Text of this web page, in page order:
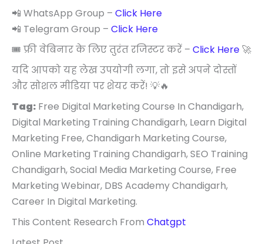
📲 WhatsApp Group – Click Here
📲 Telegram Group – Click Here
🎟️ फ्री वेबिनार के लिए तुरंत रजिस्टर करें – Click Here 🚀
यदि आपको यह लेख उपयोगी लगा, तो इसे अपने दोस्तों
और सोशल मीडिया पर शेयर करें! 💡🔥
Tag: Free Digital Marketing Course In Chandigarh,
Digital Marketing Training Chandigarh, Learn Digital
Marketing Free, Chandigarh Marketing Course,
Online Marketing Training Chandigarh, SEO Training
Chandigarh, Social Media Marketing Course, Free
Marketing Webinar, DBS Academy Chandigarh,
Career In Digital Marketing.
This Content Research From Chatgpt